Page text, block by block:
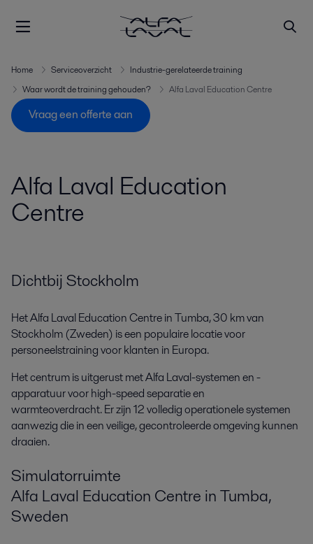
Home Serviceoverzicht
Industrie-gerelateerde training
Waar wordt de training gehouden?
Alfa Laval Education Centre
Vraag een offerte aan
Alfa Laval Education
Centre
Dichtbij Stockholm
Het Alfa Laval Education Centre in Tumba, 30 km van
Stockholm (Zweden) is een populaire locatie voor
personeelstraining voor klanten in Europa.
Het centrum is uitgerust met Alfa Laval-systemen en -
apparatuur voor high-speed separatie en
warmteoverdracht. Er zijn 12 volledig operationele systemen
aanwezig die in een veilige, gecontroleerde omgeving kunnen
draaien.
Simulatorruimte
Alfa Laval Education Centre in Tumba,
Sweden